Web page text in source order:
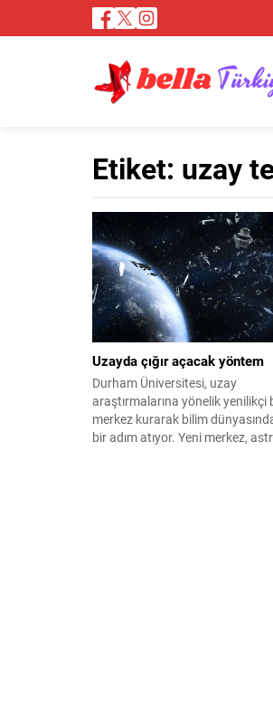
Etiket: uzay
Uzayda çığır açacak yöntem
Durham Üniversitesi, uzay
araştırmalarına yönelik yenilikçi
merkez kurarak bilim
bir adım atıyor. Yeni merkez,